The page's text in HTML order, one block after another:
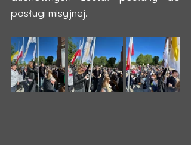
posługi misyjnej.